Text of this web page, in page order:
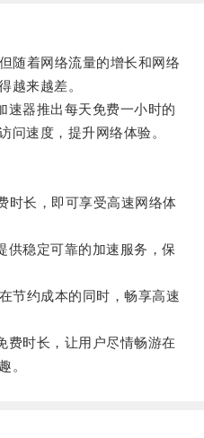
着网络流量的增长和网络
越来越差。
器推出每天免费一小时的
问速度，提升网络体验。
长，即可享受高速网络体
稳定可靠的加速服务，保
约成本的同时，畅享高速
时长，让用户尽情畅游在
。